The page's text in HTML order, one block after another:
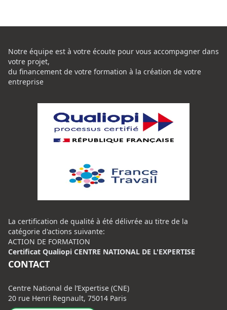
Notre équipe est à votre écoute pour vous accompagner dans
votre projet,
du financement de votre formation à la création de votre
entreprise
La certification de qualité à été délivrée au titre de la
catégorie d'actions suivante:
ACTION DE FORMATION
Certificat Qualiopi CENTRE NATIONAL DE L'EXPERTISE
CONTACT
Centre National de l’Expertise (CNE)
20 rue Henri Regnault, 75014 Paris